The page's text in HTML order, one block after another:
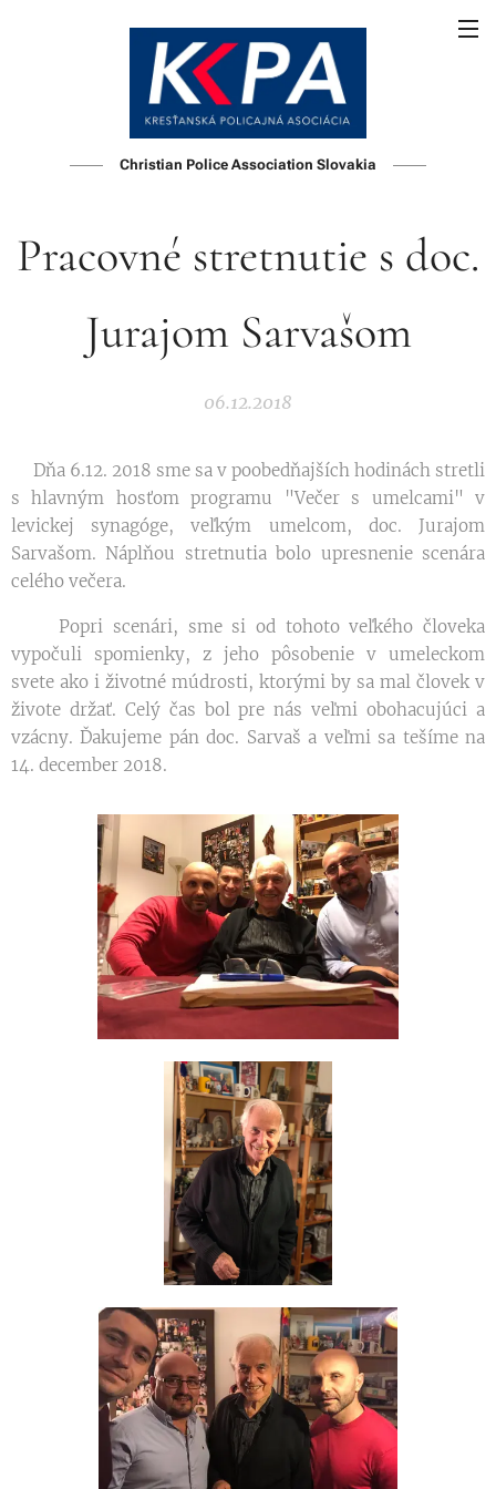
Christian Police Association Slovakia
Pracovné stretnutie s doc.
Jurajom Sarvašom
06.12.2018
Dňa 6.12. 2018 sme sa v poobedňajších hodinách stretli
s hlavným hosťom programu "Večer s umelcami" v
levickej synagóge, veľkým umelcom, doc. Jurajom
Sarvašom. Náplňou stretnutia bolo upresnenie scenára
celého večera.
Popri scenári, sme si od tohoto veľkého človeka
vypočuli spomienky, z jeho pôsobenie v umeleckom
svete ako i životné múdrosti, ktorými by sa mal človek v
živote držať. Celý čas bol pre nás veľmi obohacujúci a
vzácny. Ďakujeme pán doc. Sarvaš a veľmi sa tešíme na
14. december 2018.